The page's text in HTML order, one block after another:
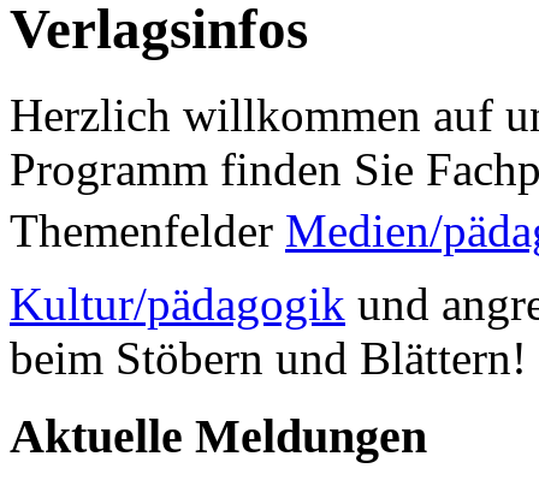
Verlagsinfos
Herzlich willkommen auf
Programm finden Sie
Themenfelder Medien/
Kultur/pädagogik und
beim Stöbern und Blättern!
Aktuelle Meldungen